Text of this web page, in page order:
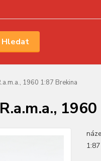
Hledat
1960 1:87 Brekina